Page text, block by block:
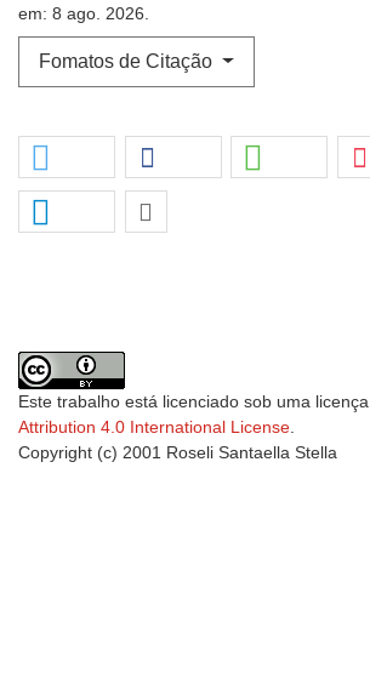
em: 8 ago. 2026.
Fomatos de Citação
Este trabalho está licenciado sob uma licença
Attribution 4.0 International License.
Copyright (c) 2001 Roseli Santaella Stella